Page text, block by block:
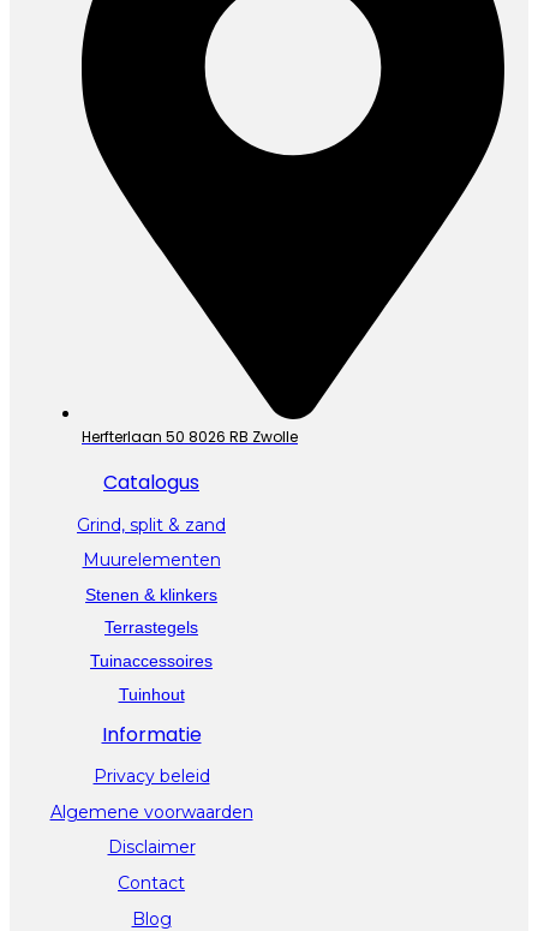
Herfterlaan 50 8026 RB Zwolle
Catalogus
Grind, split & zand
Muurelementen
Stenen & klinkers
Terrastegels
Tuinaccessoires
Tuinhout
Informatie
Privacy beleid
Algemene voorwaarden
Disclaimer
Contact
Blog